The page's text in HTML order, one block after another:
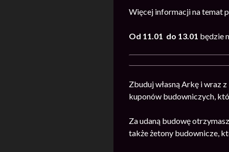
Więcej informacji na temat
Od 11.01 do 13.01 będzie
Zbuduj własną Arkę i wraz
kuponów budowniczych,
Za udaną budowę
także żetony budownicze,